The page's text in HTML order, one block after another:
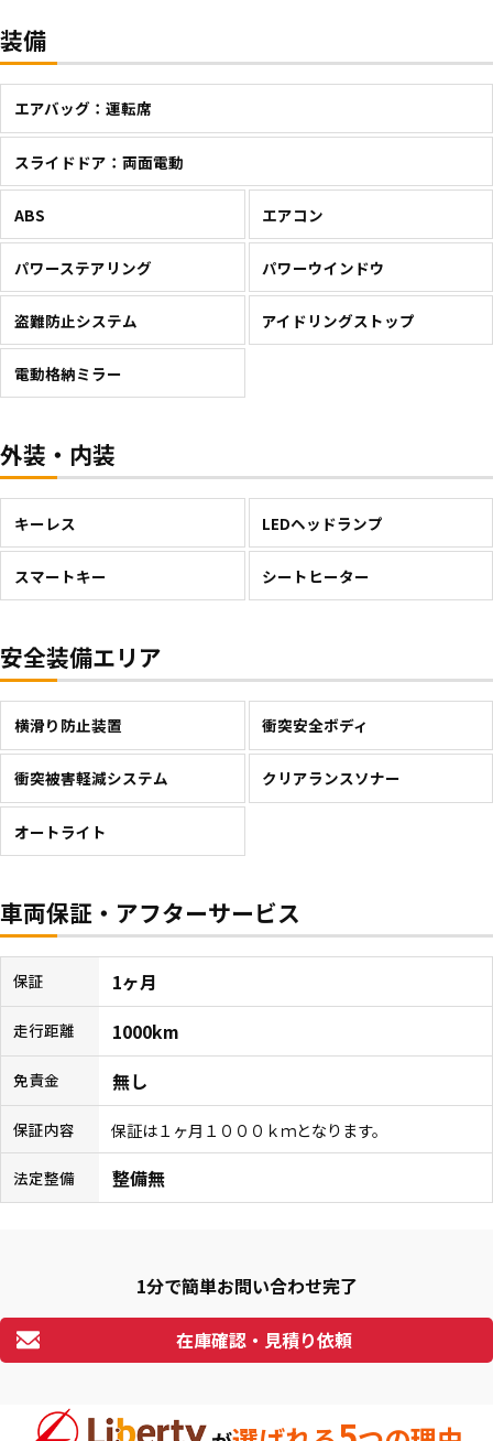
装備
エアバッグ：運転席
スライドドア：両面電動
ABS エアコン
パワーステアリング パワーウインドウ
盗難防止システム アイドリングストップ
電動格納ミラー
外装・内装
キーレス LEDヘッドランプ
スマートキー シートヒーター
安全装備エリア
横滑り防止装置 衝突安全ボディ
衝突被害軽減システム クリアランスソナー
オートライト
車両保証・アフターサービス
保証 1ヶ月
走行距離 1000km
免責金 無し
保証内容 保証は１ヶ月１０００ｋｍとなります。
法定整備 整備無
1分で簡単お問い合わせ完了
在庫確認・見積り依頼